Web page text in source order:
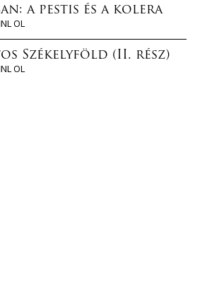
a pestis és a kolera
OL
Székelyföld (II. rész)
OL